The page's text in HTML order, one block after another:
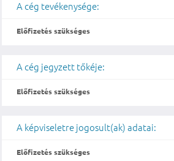
A cég tevékenysége:
Előfizetés szükséges
A cég jegyzett tőkéje:
Előfizetés szükséges
A képviseletre jogosult(ak) adatai:
Előfizetés szükséges